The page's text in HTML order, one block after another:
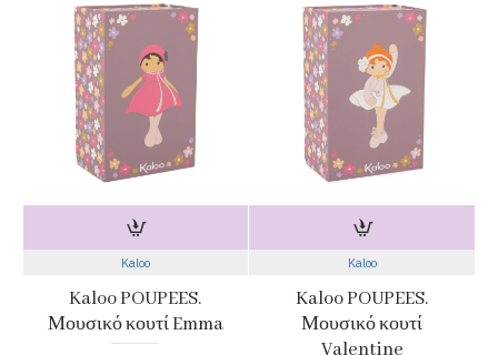
Kaloo
Kaloo POUPEES.
Μουσικό κουτί Emma
Kaloo
Kaloo POUPEES.
Μουσικό κουτί